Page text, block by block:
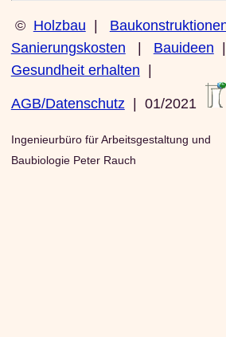
© Holzbau
Sanierungskosten
Bauideen
Gesundheit erhalten
AGB/Datenschutz| 01/2021
Ingenieurbüro für Arbeitsgestaltung und
Baubiologie Peter Rauch